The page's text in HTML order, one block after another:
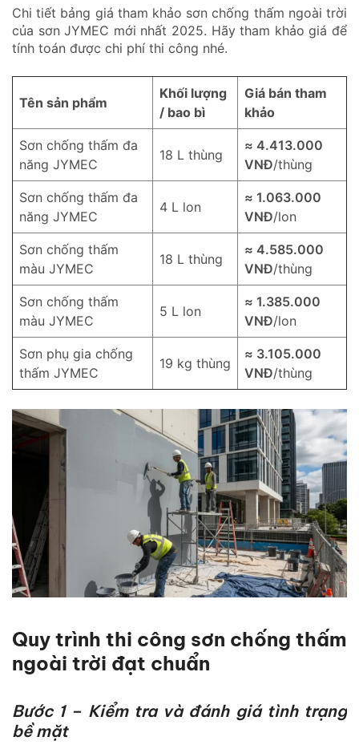
Chi tiết bảng giá tham khảo sơn chống thấm ngoài trời
của sơn JYMEC mới nhất 2025. Hãy tham khảo giá để
tính toán được chi phí thi công nhé.
Tên sản phẩm
Khối lượng
/ bao bì
Giá bán tham
khảo
Sơn chống thấm đa
năng JYMEC
18 L thùng
≈ 4.413.000
VNĐ/thùng
Sơn chống thấm đa
năng JYMEC
4 L lon
≈ 1.063.000
VNĐ/lon
Sơn chống thấm
màu JYMEC
18 L thùng
≈ 4.585.000
VNĐ/thùng
Sơn chống thấm
màu JYMEC
5 L lon
≈ 1.385.000
VNĐ/lon
Sơn phụ gia chống
thấm JYMEC
19 kg thùng
≈ 3.105.000
VNĐ/thùng
Quy trình thi công sơn chống thấm
ngoài trời đạt chuẩn
Bước 1 – Kiểm tra và đánh giá tình trạng
bề mặt